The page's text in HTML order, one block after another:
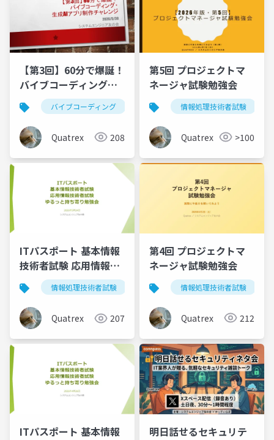
【第3回】60分で爆誕！
バイブコーディング・
生成AIアプリ制作
バイブコーディング 生成ai システムエンジニア
Quatrex 208
第5回 プロジェクトマ
ネージャ試験勉強会
情報処理技術者試験
Quatrex >100
ITパスポート 基本情報
技術者試験 応用情報技
術者試験 ゆるっと持ち
寄り勉強会
情報処理技術者試験 itパスポート 基本情報技術者
Quatrex 207
第4回 プロジェクトマ
ネージャ試験勉強会
情報処理技術者試験
Quatrex 212
ITパスポート 基本情報
明日話せるセキュリテ